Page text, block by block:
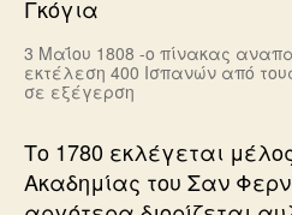
3 Μαΐου 1808 -ο πίνακας
εκτέλεση 400 Ισπανών από
σε εξέγερση
Το 1780 εκλέγεται
Ακαδημίας του Σαν